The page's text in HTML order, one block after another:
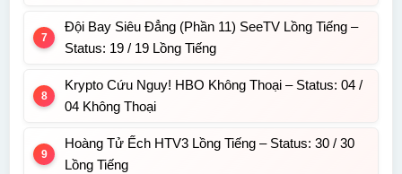
Đội Bay Siêu Đẳng (Phần 11) SeeTV Lồng Tiếng –
Status: 19 / 19 Lồng Tiếng
Krypto Cứu Nguy! HBO Không Thoại – Status: 04 /
04 Không Thoại
Hoàng Tử Ếch HTV3 Lồng Tiếng – Status: 30 / 30
Lồng Tiếng